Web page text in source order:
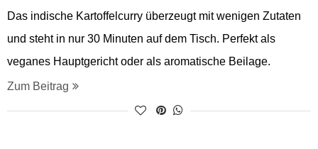
Das indische Kartoffelcurry überzeugt mit wenigen Zutaten
und steht in nur 30 Minuten auf dem Tisch. Perfekt als
veganes Hauptgericht oder als aromatische Beilage.
Zum Beitrag